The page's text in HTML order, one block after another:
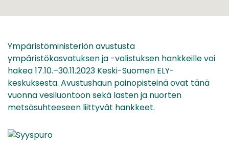
Ympäristöministeriön avustusta
ympäristökasvatuksen ja -valistuksen hankkeille voi
hakea 17.10.–30.11.2023 Keski-Suomen ELY-
keskuksesta. Avustushaun painopisteinä ovat tänä
vuonna vesiluontoon sekä lasten ja nuorten
metsäsuhteeseen liittyvät hankkeet.